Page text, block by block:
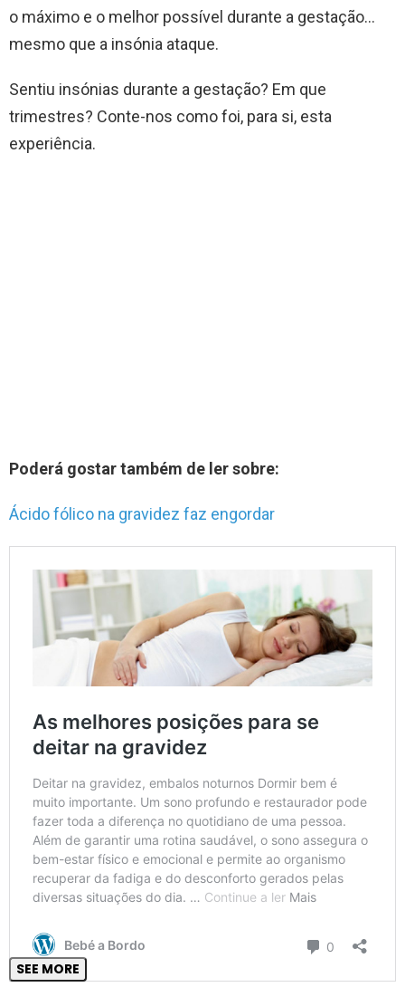
o máximo e o melhor possível durante a gestação…
mesmo que a insónia ataque.
Sentiu insónias durante a gestação? Em que
trimestres? Conte-nos como foi, para si, esta
experiência.
Poderá gostar também de ler sobre:
Ácido fólico na gravidez faz engordar
SEE MORE